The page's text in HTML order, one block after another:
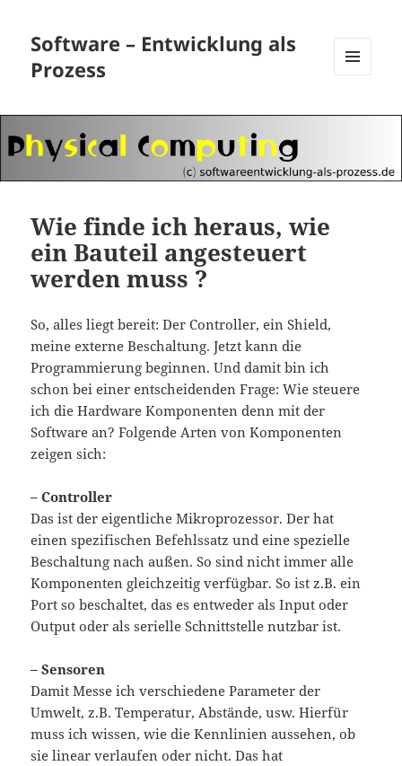
Software – Entwicklung als
Prozess
WIDGETS
Wie finde ich heraus, wie
ein Bauteil angesteuert
werden muss ?
So, alles liegt bereit: Der Controller, ein Shield,
meine externe Beschaltung. Jetzt kann die
Programmierung beginnen. Und damit bin ich
schon bei einer entscheidenden Frage: Wie steuere
ich die Hardware Komponenten denn mit der
Software an? Folgende Arten von Komponenten
zeigen sich:
– Controller
Das ist der eigentliche Mikroprozessor. Der hat
einen spezifischen Befehlssatz und eine spezielle
Beschaltung nach außen. So sind nicht immer alle
Komponenten gleichzeitig verfügbar. So ist z.B. ein
Port so beschaltet, das es entweder als Input oder
Output oder als serielle Schnittstelle nutzbar ist.
– Sensoren
Damit Messe ich verschiedene Parameter der
Umwelt, z.B. Temperatur, Abstände, usw. Hierfür
muss ich wissen, wie die Kennlinien aussehen, ob
sie linear verlaufen oder nicht. Das hat